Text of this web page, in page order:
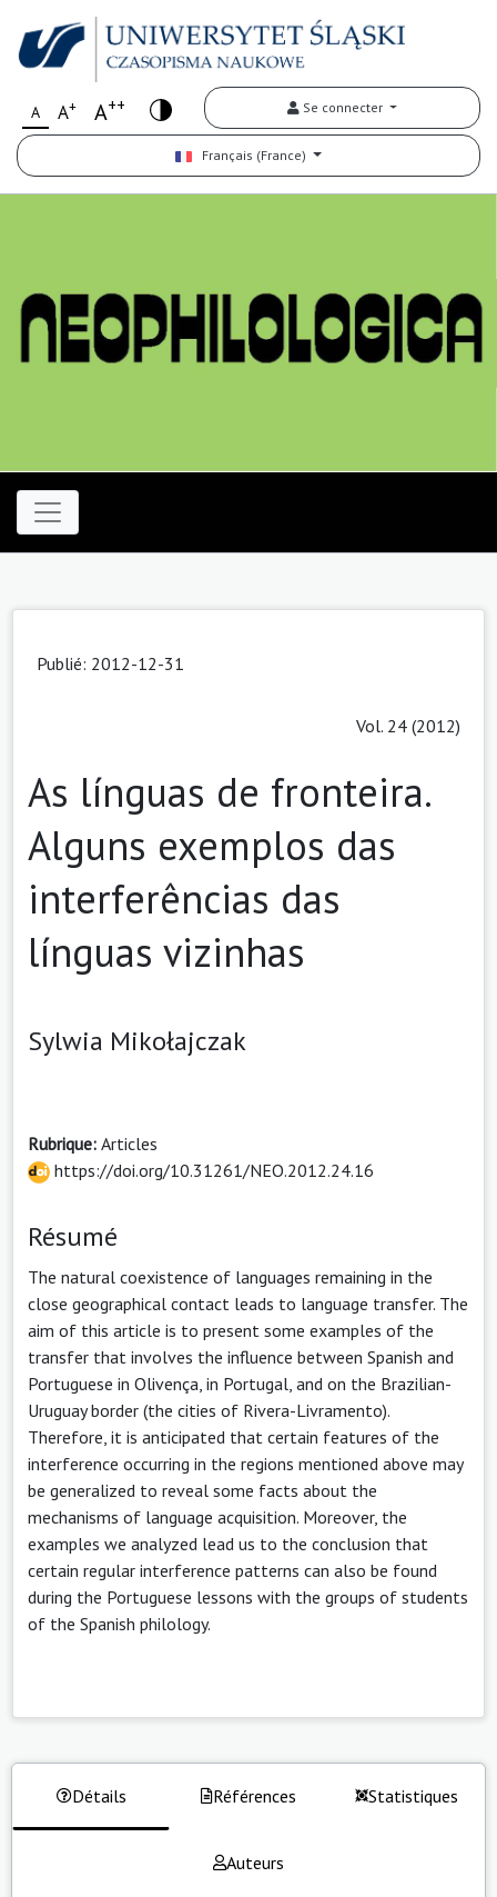
A A+ A++ Se connecter
Français (France)
Publié: 2012-12-31
Vol. 24 (2012)
As línguas de fronteira.
Alguns exemplos das
interferências das
línguas vizinhas
Sylwia Mikołajczak
Rubrique: Articles
https://doi.org/10.31261/NEO.2012.24.16
Résumé
The natural coexistence of languages remaining in the
close geographical contact leads to language transfer. The
aim of this article is to present some examples of the
transfer that involves the influence between Spanish and
Portuguese in Olivença, in Portugal, and on the Brazilian-
Uruguay border (the cities of Rivera-Livramento).
Therefore, it is anticipated that certain features of the
interference occurring in the regions mentioned above may
be generalized to reveal some facts about the
mechanisms of language acquisition. Moreover, the
examples we analyzed lead us to the conclusion that
certain regular interference patterns can also be found
during the Portuguese lessons with the groups of students
of the Spanish philology.
Détails Références Statistiques
Auteurs